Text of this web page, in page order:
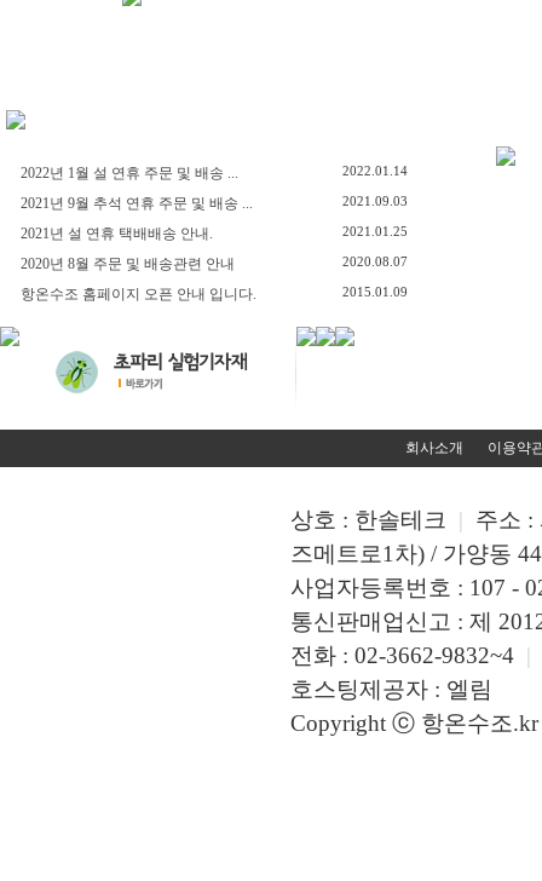
2022년 1월 설 연휴 주문 및 배송 ... 2022.01.14
2021년 9월 추석 연휴 주문 및 배송 ... 2021.09.03
2021년 설 연휴 택배배송 안내. 2021.01.25
2020년 8월 주문 및 배송관련 안내 2020.08.07
항온수조 홈페이지 오픈 안내 입니다. 2015.01.09
회사소개 이용약
상호 : 한솔테크 |
주소 :
즈메트로1차) / 가양동
사업자등록번호 : 107 -
통신판매업신고 : 제
전화 : 02-3662-9832~4 |
호스팅제공자 : 엘림
Copyright ⓒ 항온수조